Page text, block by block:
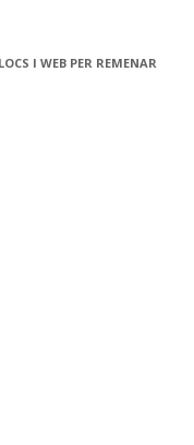
I WEB PER REMENAR